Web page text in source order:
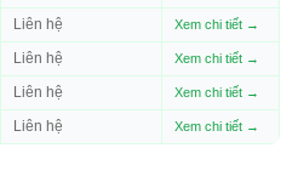
Liên hệ Xem chi tiết →
Liên hệ Xem chi tiết →
Liên hệ Xem chi tiết →
Liên hệ Xem chi tiết →